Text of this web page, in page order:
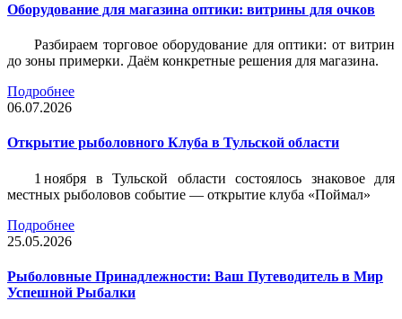
Оборудование для магазина оптики: витрины для очков
Разбираем торговое оборудование для оптики: от витрин
до зоны примерки. Даём конкретные решения для магазина.
Подробнее
06.07.2026
Открытие рыболовного Клуба в Тульской области
1 ноября в Тульской области состоялось знаковое для
местных рыболовов событие — открытие клуба «Поймал»
Подробнее
25.05.2026
Рыболовные Принадлежности: Ваш Путеводитель в Мир
Успешной Рыбалки